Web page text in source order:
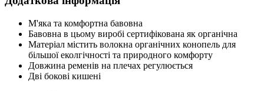
М'яка та комфортна бавовна
Бавовна в цьому виробі сертифікована як органічна
Матеріал містить волокна органічних конопель для
більшої еколгічності та природного комфорту
Довжина ременів на плечах регулюється
Дві бокові кишені